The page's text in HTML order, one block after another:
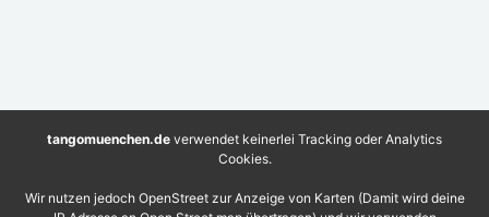
tangomuenchen.de verwendet keinerlei Tracking oder Analytics
Cookies.
Wir nutzen jedoch OpenStreet zur Anzeige von Karten (Damit wird deine